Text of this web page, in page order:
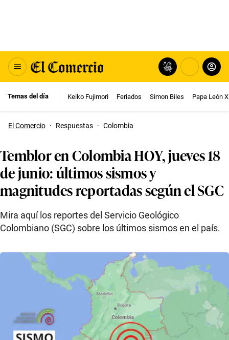
Temas del día Keiko Fujimori Feriados Simon Biles Papa León
El Comercio · Respuestas · Colombia
Temblor en Colombia HOY, jueves 18
de junio: últimos sismos y
magnitudes reportadas según el SGC
Mira aquí los reportes del Servicio Geológico
Colombiano (SGC) sobre los últimos sismos en el país.